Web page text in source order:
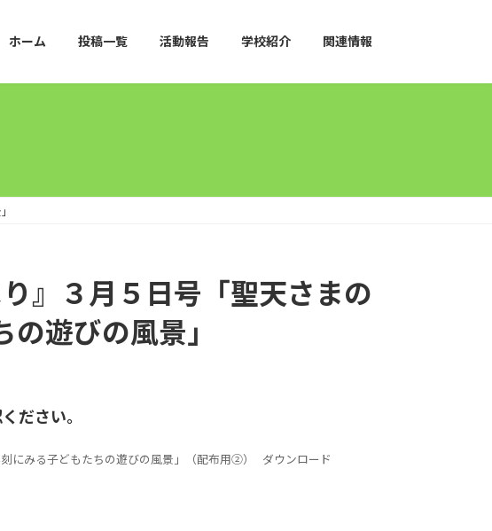
ホーム 投稿一覧 活動報告 学校紹介 関連情報
』３月５日号「聖天さまの
遊びの風景」
ださい。
にみる子どもたちの遊びの風景」（配布用②） ダウンロード